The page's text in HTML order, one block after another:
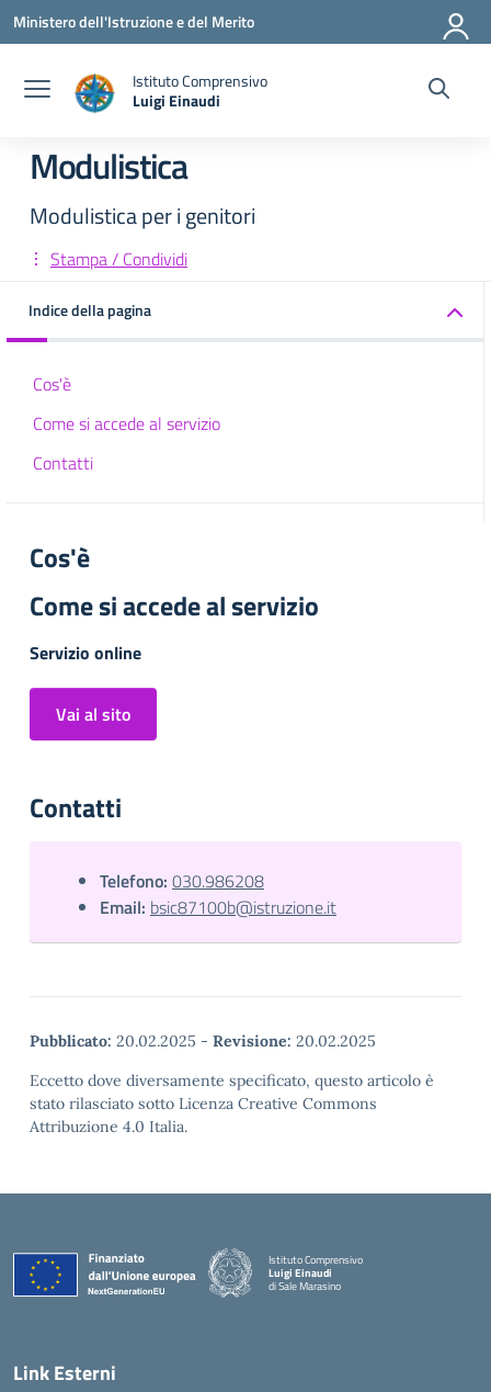
Vai ai contenuti
Vai al menu di navigazione
Vai al footer
Ministero dell'Istruzione e del Merito
Istituto Comprensivo
Luigi Einaudi
— Visita la pagina iniziale della scuola
Modulistica
Modulistica per i genitori
Stampa / Condividi
Indice della pagina
Cos'è
Come si accede al servizio
Contatti
Cos'è
Come si accede al servizio
Servizio online
Vai al sito
Contatti
Telefono: 030.986208
Email: bsic87100b@istruzione.it
Pubblicato: 20.02.2025 - Revisione: 20.02.2025
Eccetto dove diversamente specificato, questo articolo è
stato rilasciato sotto Licenza Creative Commons
Attribuzione 4.0 Italia.
Istituto Comprensivo
Luigi Einaudi
di Sale Marasino
Link Esterni